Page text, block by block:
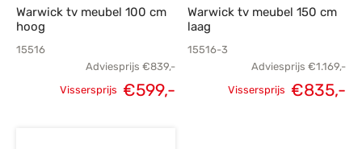
Warwick tv meubel 100 cm
hoog
15516
Adviesprijs €839,-
Oorspronkelijke
Vissersprijs €599,-Huidige
Warwick tv meubel 150 cm
laag
15516-3
Adviesprijs €1.169,-
Oorspronkelijke
Vissersprijs €835,-